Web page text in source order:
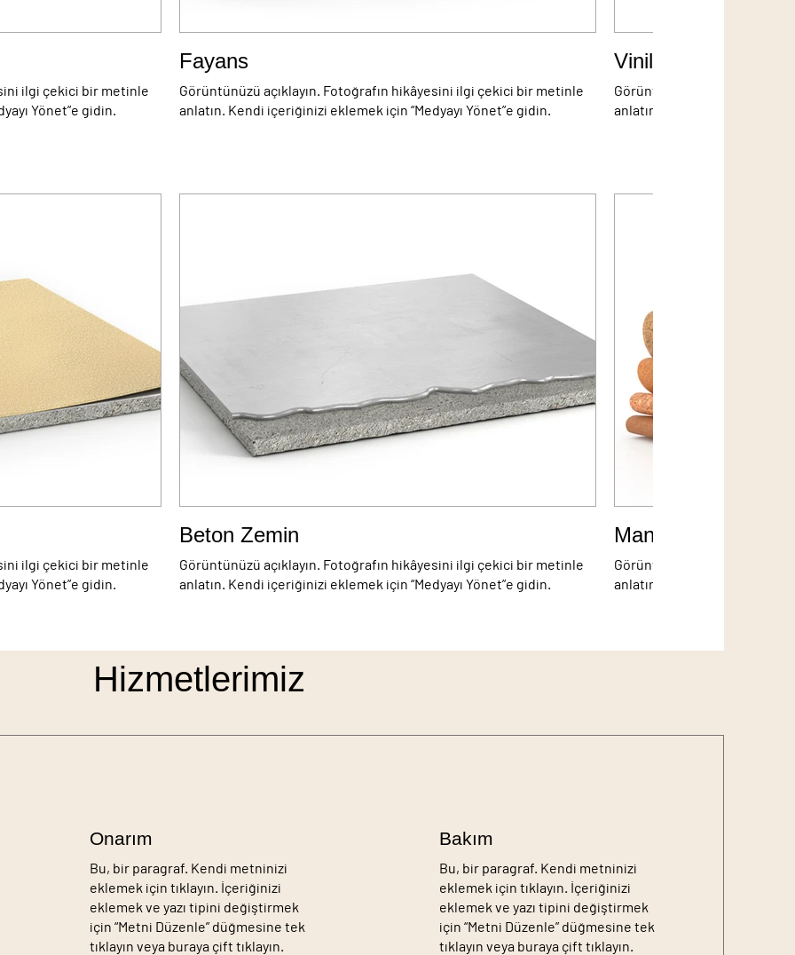
ilgi çekici bir metinle
Yönet”e gidin.
Fayans
Görüntünüzü açıklayın. Fotoğrafın hikâyesini ilgi çekici bir metinle
anlatın. Kendi içeriğinizi eklemek için “Medyayı Yönet”e gidin.
Vinil
Görüntünüzü açıklayın.
anlatın. Kendi içeriğinizi
ilgi çekici bir metinle
Yönet”e gidin.
Beton Zemin
Görüntünüzü açıklayın. Fotoğrafın hikâyesini ilgi çekici bir metinle
anlatın. Kendi içeriğinizi eklemek için “Medyayı Yönet”e gidin.
Mantar
Görüntünüzü açıklayın.
anlatın. Kendi içeriğinizi
Hizmetlerimiz
Onarım
Bu, bir paragraf. Kendi metninizi
eklemek için tıklayın. İçeriğinizi
eklemek ve yazı tipini değiştirmek
için “Metni Düzenle” düğmesine tek
tıklayın veya buraya çift tıklayın.
Bakım
Bu, bir paragraf. Kendi metninizi
eklemek için tıklayın. İçeriğinizi
eklemek ve yazı tipini değiştirmek
için “Metni Düzenle” düğmesine tek
tıklayın veya buraya çift tıklayın.